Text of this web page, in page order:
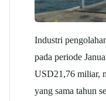
Industri
pada periode
USD21,76 miliar,
yang sama tahun